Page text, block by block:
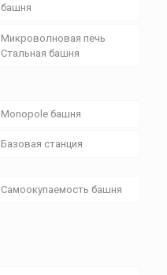
башня
Микроволновая печь
Стальная башня
Monopole башня
Базовая станция
Самоокупаемость башня